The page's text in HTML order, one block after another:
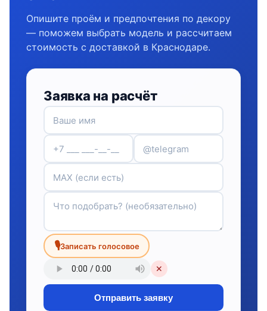
Опишите проём и предпочтения по декору
— поможем выбрать модель и рассчитаем
стоимость с доставкой в Краснодаре.
Заявка на расчёт
🎙Записать голосовое
✕
Отправить заявку